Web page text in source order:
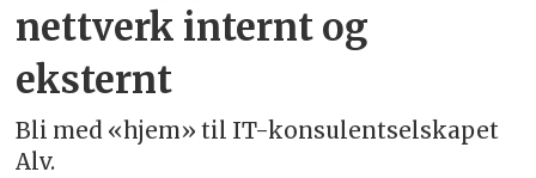
nettverk internt og
eksternt
Bli med «hjem» til IT-konsulentselskapet
Alv.